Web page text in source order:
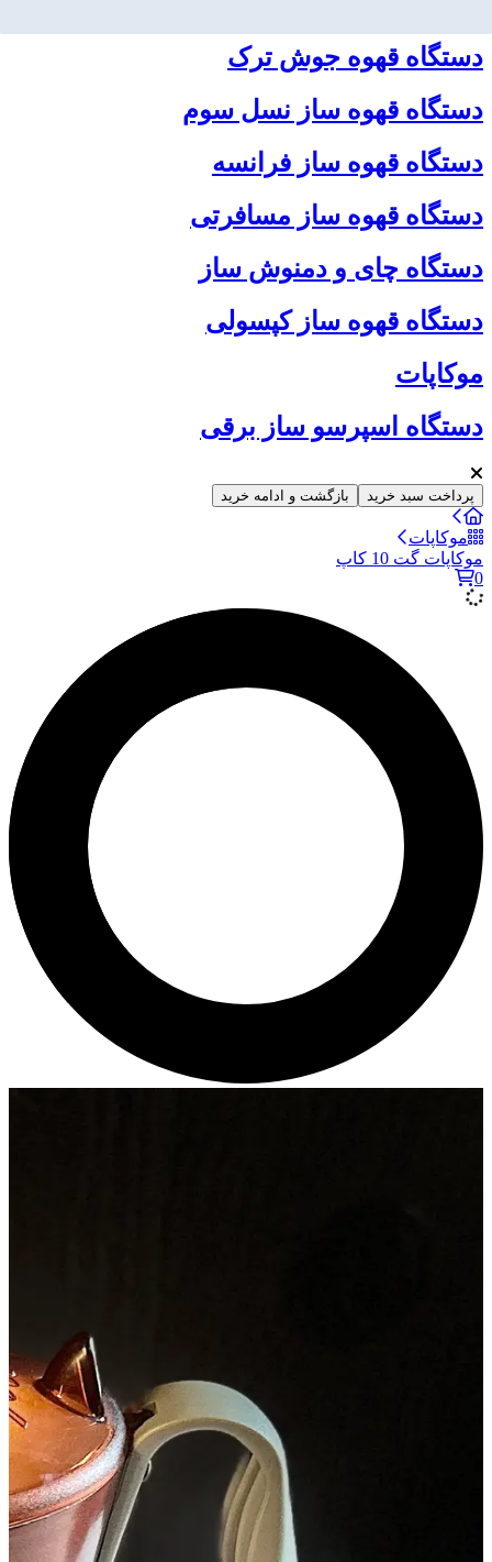
دستگاه قهوه جوش ترک
دستگاه قهوه ساز نسل سوم
دستگاه قهوه ساز فرانسه
دستگاه قهوه ساز مسافرتی
دستگاه چای و دمنوش ساز
دستگاه قهوه ساز کپسولی
موکاپات
دستگاه اسپرسو ساز برقی
پرداخت سبد خرید بازگشت و ادامه خرید
موکاپات
موکاپات گت 10 کاپ
0